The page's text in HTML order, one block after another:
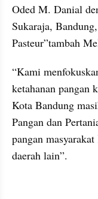
Oded M. Danial
Sukaraja,
Pasteur”tambah
“Kami
ketahanan pangan
Kota Bandung
Pangan dan
pangan
daerah lain”.